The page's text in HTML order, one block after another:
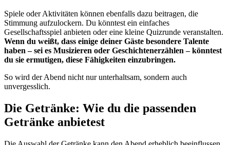
Spiele oder Aktivitäten können ebenfalls dazu beitragen, die
Stimmung aufzulockern. Du könntest ein einfaches
Gesellschaftsspiel anbieten oder eine kleine Quizrunde veranstalten.
Wenn du weißt, dass einige deiner Gäste besondere Talente
haben – sei es Musizieren oder Geschichtenerzählen – könntest
du sie ermutigen, diese Fähigkeiten einzubringen.
So wird der Abend nicht nur unterhaltsam, sondern auch
unvergesslich.
Die Getränke: Wie du die passenden
Getränke anbietest